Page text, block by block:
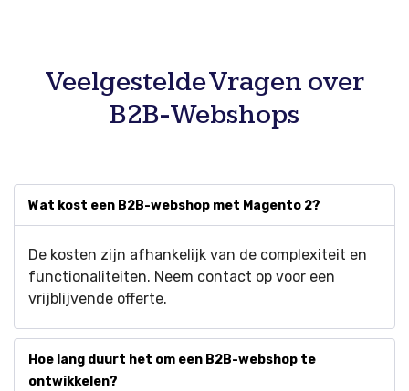
Veelgestelde Vragen over
B2B-Webshops
Wat kost een B2B-webshop met Magento 2?
De kosten zijn afhankelijk van de complexiteit en
functionaliteiten. Neem contact op voor een
vrijblijvende offerte.
Hoe lang duurt het om een B2B-webshop te
ontwikkelen?